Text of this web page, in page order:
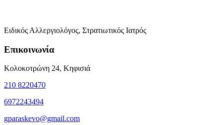
Ειδικός Αλλεργιολόγος, Στρατιωτικός Ιατρός
Επικοινωνία
Κολοκοτρώνη 24, Κηφισιά
210 8220470
6972243494
gparaskevo@gmail.com